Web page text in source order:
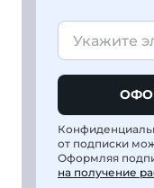
от подписки
Оформляя
на получение